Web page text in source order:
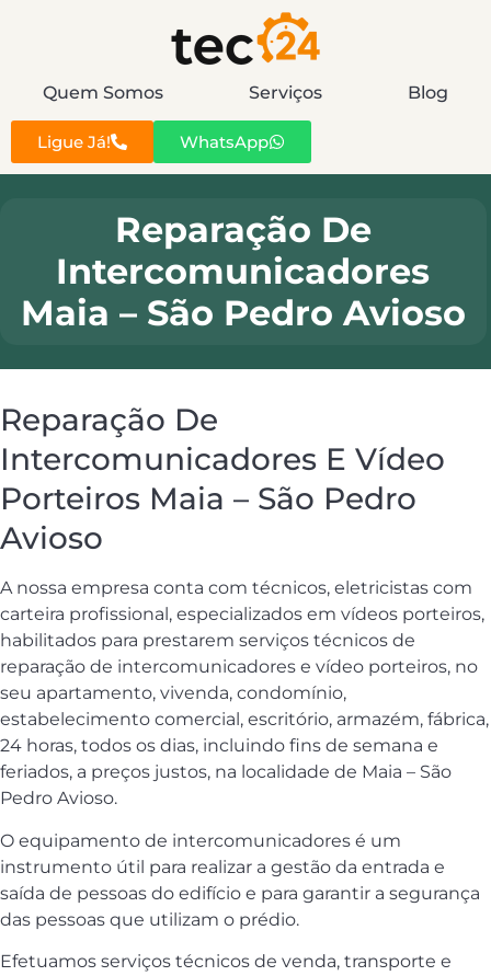
Quem Somos Serviços Blog
Ligue Já! WhatsApp
Reparação De
Intercomunicadores
Maia – São Pedro Avioso
Reparação De
Intercomunicadores E Vídeo
Porteiros Maia – São Pedro
Avioso
A nossa empresa conta com técnicos, eletricistas com
carteira profissional, especializados em vídeos porteiros,
habilitados para prestarem serviços técnicos de
reparação de intercomunicadores e vídeo porteiros, no
seu apartamento, vivenda, condomínio,
estabelecimento comercial, escritório, armazém, fábrica,
24 horas, todos os dias, incluindo fins de semana e
feriados, a preços justos, na localidade de Maia – São
Pedro Avioso.
O equipamento de intercomunicadores é um
instrumento útil para realizar a gestão da entrada e
saída de pessoas do edifício e para garantir a segurança
das pessoas que utilizam o prédio.
Efetuamos serviços técnicos de venda, transporte e